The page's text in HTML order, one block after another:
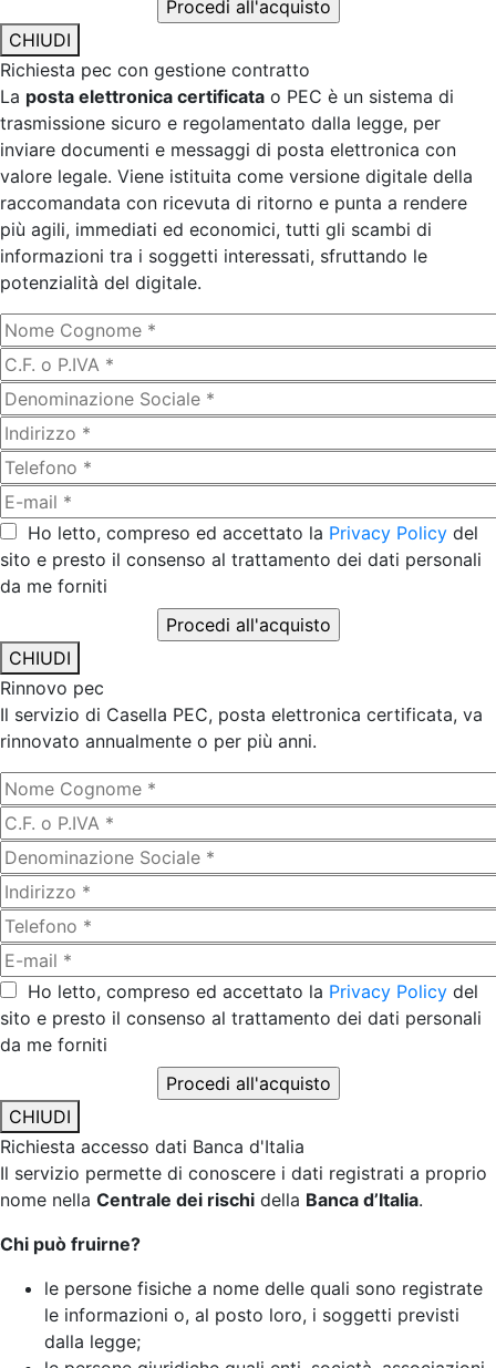
CHIUDI
Richiesta pec con gestione contratto
La posta elettronica certificata o PEC è un sistema di
trasmissione sicuro e regolamentato dalla legge, per
inviare documenti e messaggi di posta elettronica con
valore legale. Viene istituita come versione digitale della
raccomandata con ricevuta di ritorno e punta a rendere
più agili, immediati ed economici, tutti gli scambi di
informazioni tra i soggetti interessati, sfruttando le
potenzialità del digitale.
Ho letto, compreso ed accettato la Privacy Policy del
sito e presto il consenso al trattamento dei dati personali
da me forniti
CHIUDI
Rinnovo pec
Il servizio di Casella PEC, posta elettronica certificata, va
rinnovato annualmente o per più anni.
Ho letto, compreso ed accettato la Privacy Policy del
sito e presto il consenso al trattamento dei dati personali
da me forniti
CHIUDI
Richiesta accesso dati Banca d'Italia
Il servizio permette di conoscere i dati registrati a proprio
nome nella Centrale dei rischi della Banca d’Italia.
Chi può fruirne?
le persone fisiche a nome delle quali sono registrate
le informazioni o, al posto loro, i soggetti previsti
dalla legge;